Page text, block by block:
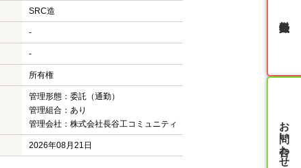
SRC造
-
-
所有権
管理形態：委託（通勤）
管理組合：あり
管理会社：株式会社長谷工コミュニティ
2026年08月21日
お問い合わせ